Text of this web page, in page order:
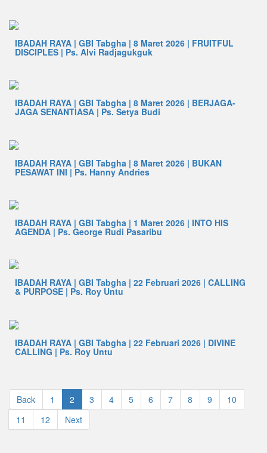
IBADAH RAYA | GBI Tabgha | 8 Maret 2026 | FRUITFUL
DISCIPLES | Ps. Alvi Radjagukguk
IBADAH RAYA | GBI Tabgha | 8 Maret 2026 | BERJAGA-
JAGA SENANTIASA | Ps. Setya Budi
IBADAH RAYA | GBI Tabgha | 8 Maret 2026 | BUKAN
PESAWAT INI | Ps. Hanny Andries
IBADAH RAYA | GBI Tabgha | 1 Maret 2026 | INTO HIS
AGENDA | Ps. George Rudi Pasaribu
IBADAH RAYA | GBI Tabgha | 22 Februari 2026 | CALLING
& PURPOSE | Ps. Roy Untu
IBADAH RAYA | GBI Tabgha | 22 Februari 2026 | DIVINE
CALLING | Ps. Roy Untu
Back 1 2 3 4 5 6 7 8 9
10
11
12 Next